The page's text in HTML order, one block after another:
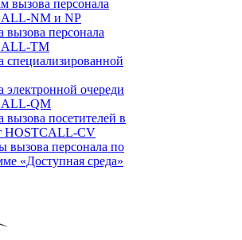
вызова персонала
NM и NP
вызова персонала
TM
специализированной
электронной очереди
QM
вызова посетителей в
HOSTCALL-CV
вызова персонала по
«Доступная среда»